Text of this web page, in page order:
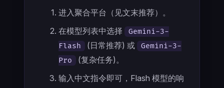
进入聚合平台（见文末推荐）。
在模型列表中选择
Gemini-3-
Flash
(日常推荐) 或
Gemini-3-
Pro
(复杂任务)。
输入中文指令即可，Flash 模型的响